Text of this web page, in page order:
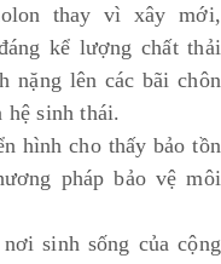
thay vì xây mới,
kể lượng chất thải
nặng lên các bãi chôn
hệ sinh thái.
hình cho thấy bảo tồn
pháp bảo vệ môi
sinh sống của cộng